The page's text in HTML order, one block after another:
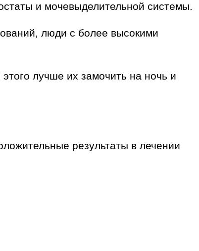
и мочевыделительной системы.
люди с более высокими
лучше их замочить на ночь и
результаты в лечении